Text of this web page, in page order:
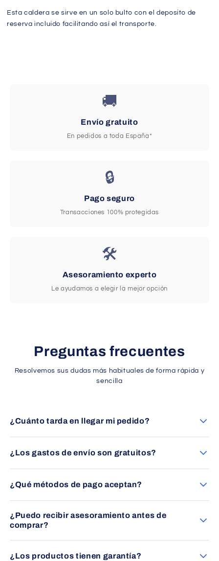
Esta caldera se sirve en un solo bulto con el deposito de
reserva incluido facilitando así el transporte.
🚚
Envío gratuito
En pedidos a toda España*
🔒
Pago seguro
Transacciones 100% protegidas
🛠️
Asesoramiento experto
Le ayudamos a elegir la mejor opción
Preguntas frecuentes
Resolvemos sus dudas más habituales de forma rápida y
sencilla
¿Cuánto tarda en llegar mi pedido?
horas en España peninsular (excepto Canarias).
¿Los gastos de envío son gratuitos?
dentro de España peninsular. Consulte las condiciones
¿Qué métodos de pago aceptan?
(Visa/Mastercard) o PayPal, siempre con total seguridad.
¿Puedo recibir asesoramiento antes de
comprar?
para ayudarle a elegir el producto más adecuado a sus
¿Los productos tienen garantía?